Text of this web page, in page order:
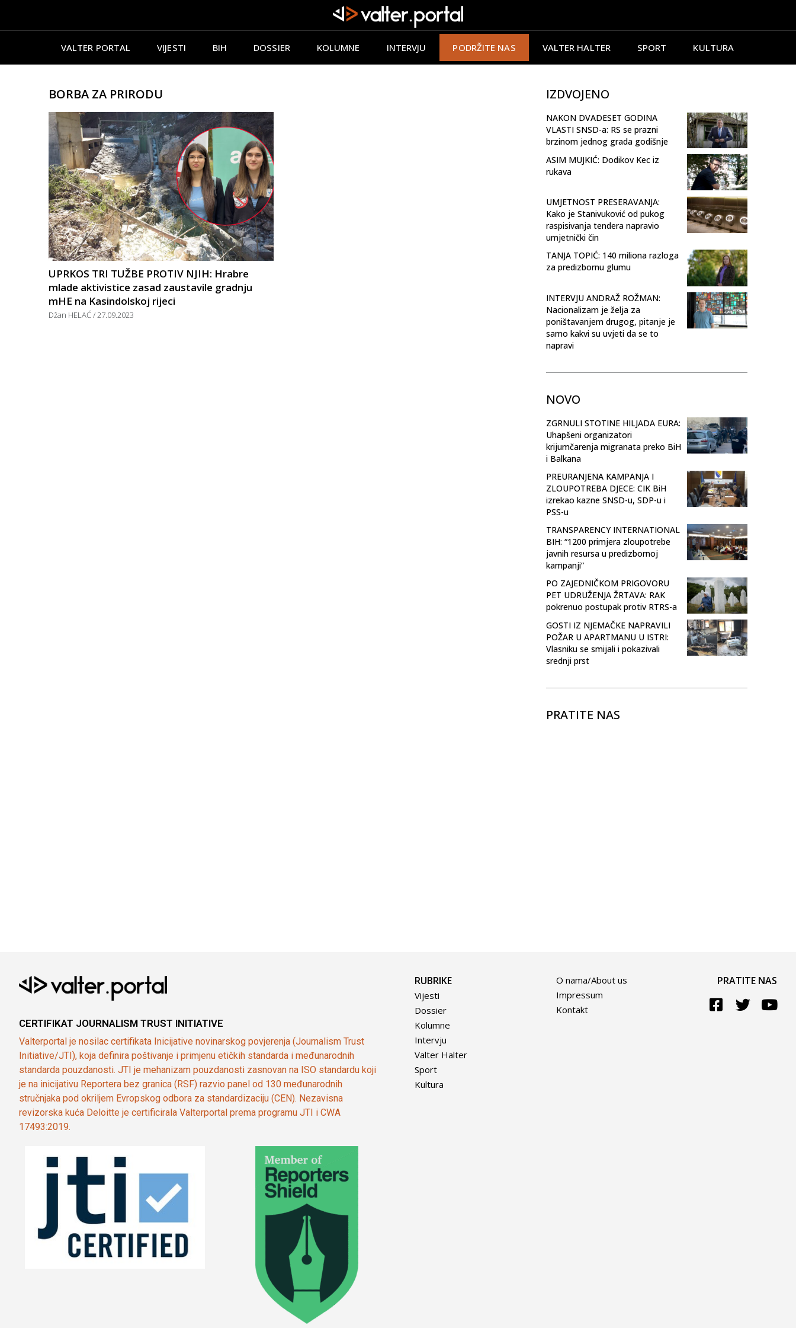
VALTER PORTAL VIJESTI BIH DOSSIER KOLUMNE INTERVJU PODRŽITE NAS VALTER HALTER SPORT KULTURA
BORBA ZA PRIRODU
UPRKOS TRI TUŽBE PROTIV NJIH: Hrabre
mlade aktivistice zasad zaustavile gradnju
mHE na Kasindolskoj rijeci
Džan HELAĆ 27.09.2023
IZDVOJENO
NAKON DVADESET GODINA
VLASTI SNSD-a: RS se prazni
brzinom jednog grada godišnje
ASIM MUJKIĆ: Dodikov Kec iz
rukava
UMJETNOST PRESERAVANJA:
Kako je Stanivuković od pukog
raspisivanja tendera napravio
umjetnički čin
TANJA TOPIĆ: 140 miliona razloga
za predizbornu glumu
INTERVJU ANDRAŽ ROŽMAN:
Nacionalizam je želja za
poništavanjem drugog, pitanje je
samo kakvi su uvjeti da se to
napravi
NOVO
ZGRNULI STOTINE HILJADA EURA:
Uhapšeni organizatori
krijumčarenja migranata preko BiH
i Balkana
PREURANJENA KAMPANJA I
ZLOUPOTREBA DJECE: CIK BiH
izrekao kazne SNSD-u, SDP-u i
PSS-u
TRANSPARENCY INTERNATIONAL
BIH: “1200 primjera zloupotrebe
javnih resursa u predizbornoj
kampanji”
PO ZAJEDNIČKOM PRIGOVORU
PET UDRUŽENJA ŽRTAVA: RAK
pokrenuo postupak protiv RTRS-a
GOSTI IZ NJEMAČKE NAPRAVILI
POŽAR U APARTMANU U ISTRI:
Vlasniku se smijali i pokazivali
srednji prst
PRATITE NAS
CERTIFIKAT JOURNALISM TRUST INITIATIVE
Valterportal je nosilac certifikata Inicijative novinarskog povjerenja (Journalism Trust
Initiative/JTI), koja definira poštivanje i primjenu etičkih standarda i međunarodnih
standarda pouzdanosti. JTI je mehanizam pouzdanosti zasnovan na ISO standardu koji
je na inicijativu Reportera bez granica (RSF) razvio panel od 130 međunarodnih
stručnjaka pod okriljem Evropskog odbora za standardizaciju (CEN). Nezavisna
revizorska kuća Deloitte je certificirala Valterportal prema programu JTI i CWA
17493:2019.
RUBRIKE
Vijesti
Dossier
Kolumne
Intervju
Valter Halter
Sport
Kultura
O nama/About us
Impressum
Kontakt
PRATITE NAS